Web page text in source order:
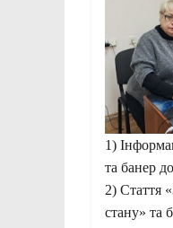
1)
та банер
2) Стаття
стану» та